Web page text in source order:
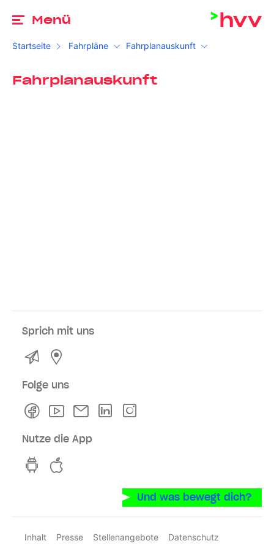
Menü
Startseite Fahrpläne Fahrplanauskunft
Fahrplanauskunft
Sprich mit uns
Kontakt
Folge uns
FacebookYoutubeNewsletterLinkedln
Nutze die App
hvv switch App auf GooglePlay
Und was bewegt dich?
Inhalt Presse Stellenangebote
Datenschutz